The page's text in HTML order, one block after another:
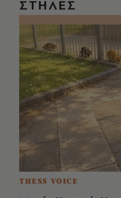
ΣΤΗΛΕΣ
THESS VOICE